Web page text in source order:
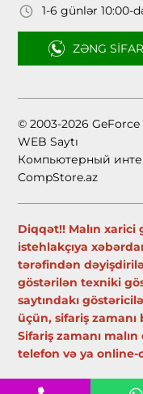
1-6 günlər 10:00-
ZƏNG
© 2003-2026
WEB Saytı
Компьютерный
CompStore.az
Diqqət!! Malın
istehlakçıya
tərəfindən dəyişdirilə
göstərilən texniki
saytındakı
üçün, sifariş
Sifariş zamanı
telefon və ya